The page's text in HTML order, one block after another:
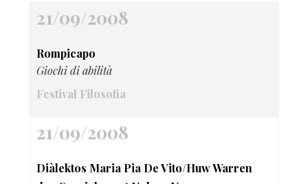
21/09/2008
Rompicapo
Giochi di abilità
Festival Filosofia
21/09/2008
Diàlektos Maria Pia De Vito/Huw Warren